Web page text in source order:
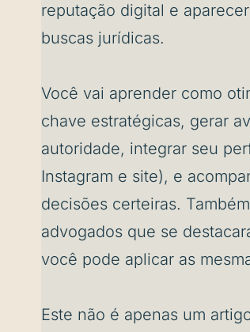
reputação digital e
buscas jurídicas.
Você vai aprender como
chave estratégicas, gerar
autoridade, integrar seu
Instagram e site), e
decisões certeiras.
advogados que se
você pode aplicar as
Este não é apenas um